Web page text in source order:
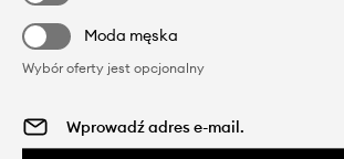
Moda męska
Wybór oferty jest opcjonalny